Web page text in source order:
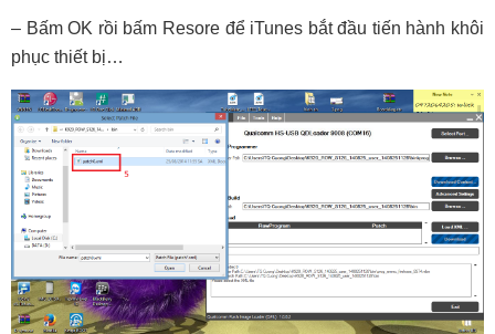
– Bấm OK rồi bấm Resore để iTunes bắt đầu tiến hành khôi
phục thiết bị…